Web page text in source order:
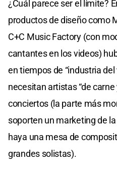
¿Cuál parece ser el límite?
productos de diseño como
C+C Music Factory (con
cantantes en los videos)
en tiempos de “industria del
necesitan artistas “de
conciertos (la parte más
soporten un marketing de
haya una mesa de
grandes solistas).